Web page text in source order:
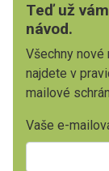
Teď už
návod.
Všechny nové
najdete v
mailové
Vaše e-